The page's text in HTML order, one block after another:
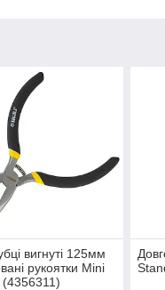
вигнуті 125мм
рукоятки Mini
(4356311)